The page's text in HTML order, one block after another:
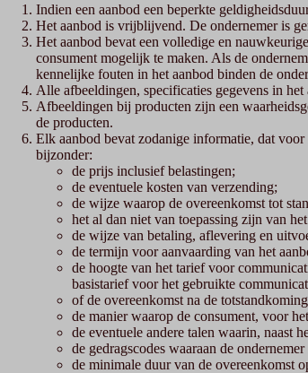
Indien een aanbod een beperkte
Het aanbod is vrijblijvend. De ondernemer is
Het aanbod bevat een volledige en
consument mogelijk te maken. Als de
kennelijke fouten in het aanbod binden de
Alle afbeeldingen, specificaties gegevens in
Afbeeldingen bij producten zijn een
de producten.
Elk aanbod bevat zodanige informatie, dat
bijzonder:
de prijs inclusief belastingen;
de eventuele kosten van verzending;
de wijze waarop de overeenkomst tot
het al dan niet van toepassing zijn van
de wijze van betaling, aflevering en
de termijn voor aanvaarding van het
de hoogte van het tarief voor
basistarief voor het gebruikte
of de overeenkomst na de
de manier waarop de consument, voor
de eventuele andere talen waarin, naast
de gedragscodes waaraan de
de minimale duur van de overeenkomst